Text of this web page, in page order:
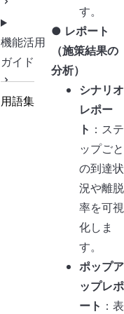
機能活用
ガイド
用語集
す。
● レポート
（施策結果の
分析）
シナリオ
レポー
ト ：ステ
ップごと
の到達状
況や離脱
率を可視
化しま
す。
ポップア
ップレポ
ート ：表